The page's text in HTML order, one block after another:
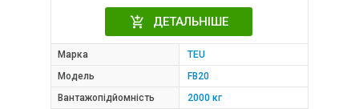
ДЕТАЛЬНІШЕ
Марка
TEU
Модель
FB20
Вантажопідйомність
2000 кг